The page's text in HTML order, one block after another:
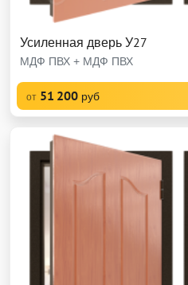
Усиленная дверь У27
МДФ ПВХ + МДФ ПВХ
от 51 200 руб